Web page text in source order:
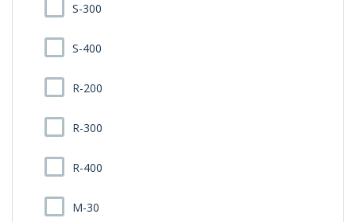
S-300
S-400
R-200
R-300
R-400
M-30